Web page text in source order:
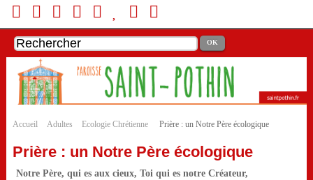
Accueil Adultes Ecologie Chrétienne Prière : un Notre Père écologique
Prière : un Notre Père écologique
Notre Père, qui es aux cieux, Toi qui es notre Créateur,